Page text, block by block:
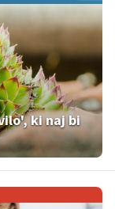
ki naj bi